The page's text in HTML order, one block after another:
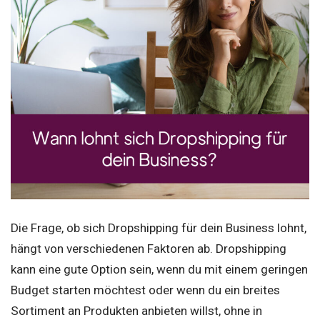
Die Frage, ob sich Dropshipping für dein Business lohnt,
hängt von verschiedenen Faktoren ab. Dropshipping
kann eine gute Option sein, wenn du mit einem geringen
Budget starten möchtest oder wenn du ein breites
Sortiment an Produkten anbieten willst, ohne in